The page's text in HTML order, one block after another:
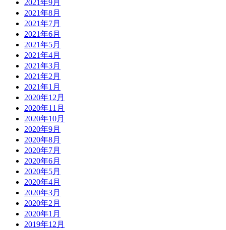
2021年9月
2021年8月
2021年7月
2021年6月
2021年5月
2021年4月
2021年3月
2021年2月
2021年1月
2020年12月
2020年11月
2020年10月
2020年9月
2020年8月
2020年7月
2020年6月
2020年5月
2020年4月
2020年3月
2020年2月
2020年1月
2019年12月